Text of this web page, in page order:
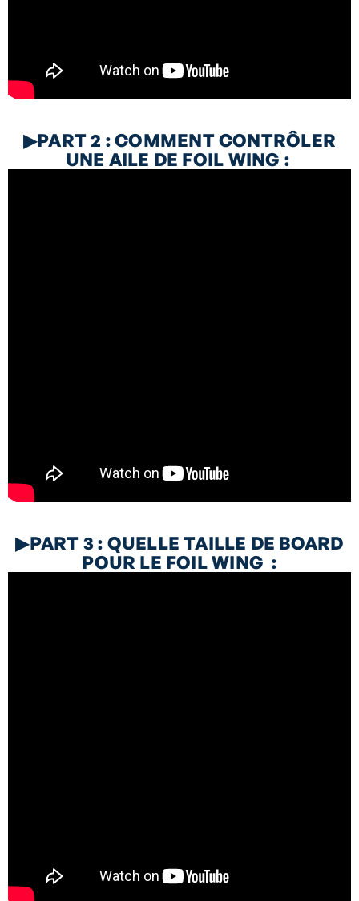
▶PART 2 : COMMENT CONTRÔLER
UNE AILE DE FOIL WING :
▶PART 3 : QUELLE TAILLE DE BOARD
POUR LE FOIL WING :